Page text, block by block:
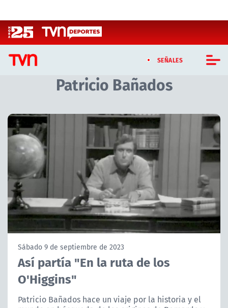
SEÑALES
CASTING MASTERCHEF CHILE
CASTING TVN VERTICAL
TVN VERTICAL
TVN PLAY
PROGRAMAS
TELESERIES
ACTUALIDAD Y TENDENCIAS
CORPORATIVO Y TRANSPARENCIA
Patricio Bañados
Sábado 9 de septiembre de 2023
Así partía "En la ruta de los
O'Higgins"
Patricio Bañados hace un viaje por la historia y el